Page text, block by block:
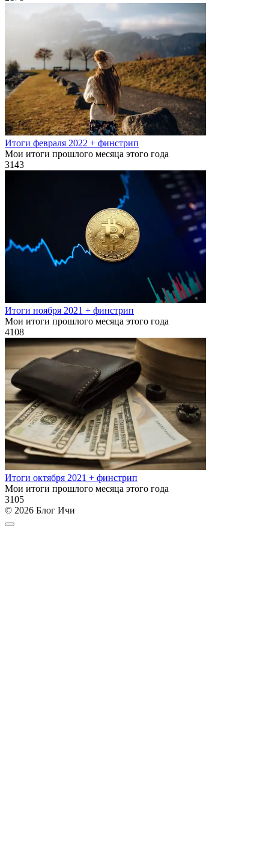
Итоги февраля 2022 + финстрип
Мои итоги прошлого месяца этого года
3143
Итоги ноября 2021 + финстрип
Мои итоги прошлого месяца этого года
4108
Итоги октября 2021 + финстрип
Мои итоги прошлого месяца этого года
3105
© 2026 Блог Ичи